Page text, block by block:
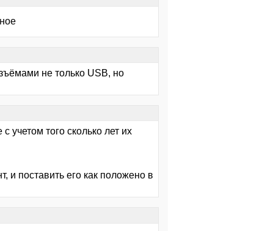
не только USB, но
учетом того сколько лет их
поставить его как положено в